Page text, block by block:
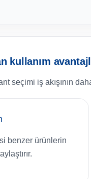
kullanım
seçimi iş akışının
benzer ürünlerin